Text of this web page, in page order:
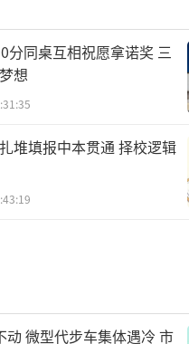
分同桌互相祝愿拿诺奖 三
想
堆填报中本贯通 择校逻辑
动 微型代步车集体遇冷 市